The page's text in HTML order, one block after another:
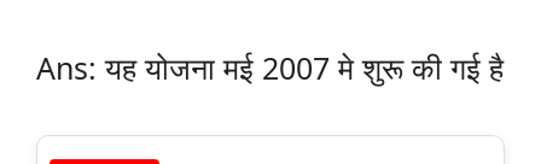
Ans: यह योजना मई 2007 मे शुरू की गई है